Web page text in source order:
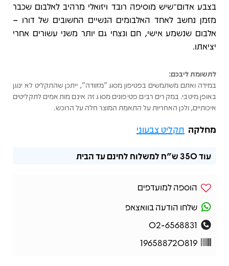
בצבע אדום־שיש מוסיפה רובד ויזואלי מרהיב לאלבום שכבר
מזמן נחשב לאחד האלבומים הנשיים החשובים של דורו –
אלבום שנשמע אישי, חם ונצחי גם יותר משני עשורים אחרי
יציאתו.
לתשומת ליבכם:
במידה ואתם משתמשים בפטיפון מסוג "מזוודה", ייתכן שהתקליט לא ינוגן
באופן מיטבי. במקרים רבים פטיפונים מסוג זה אינם מותאמים לתקליטים
איכותיים, ולכן האחריות על התאמת המוצר חלה על הרוכש.
מחלקה תקליט צבעוני
עוד350 ש"ח למשלוח לחינם עד הבית
הוספה למועדפים
שלחו הודעה בוואצאפ
02-6568831
196588720819